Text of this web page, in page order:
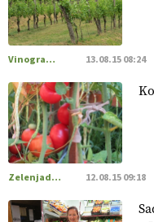
[EKOloško = LOGIČNO
in vlaga.
VEČ
https://
#CAP https://t.co/
[EKOloško = LOGIČNO
tal
. VEČ
https://t.co/
https://t.co/RVG0FzcQN6
[EKOloško = LOGIČNO
]
Vinogradništvo 13.08.15 08:24
Zelenjadarstvo 12.08.15 09:18